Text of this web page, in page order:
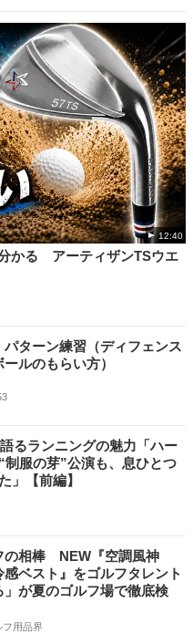
12:40
かる アーティザンTSウエ
パターン練習（ディフェンス
ルのもらい方）
るランニングの魅力「ハー
制服の芽”公演も、息ひとつ
」【前編】
の相棒 NEW『空調風神
感ベスト』をゴルフタレント
」が夏のゴルフ場で徹底検
フ用品界